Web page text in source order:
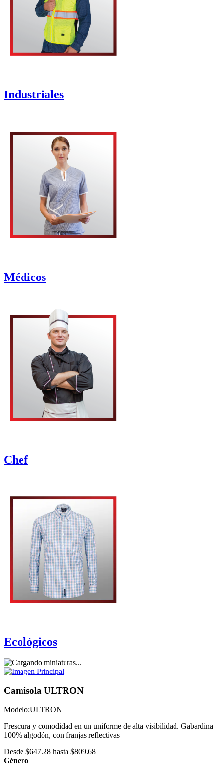
Industriales
Médicos
Chef
Ecológicos
Camisola ULTRON
Modelo:ULTRON
Frescura y comodidad en un uniforme de alta visibilidad. Gabardina
100% algodón, con franjas reflectivas
Desde $647.28 hasta $809.68
Género